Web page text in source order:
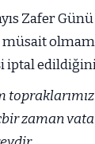
Zafer
iptal
zaman